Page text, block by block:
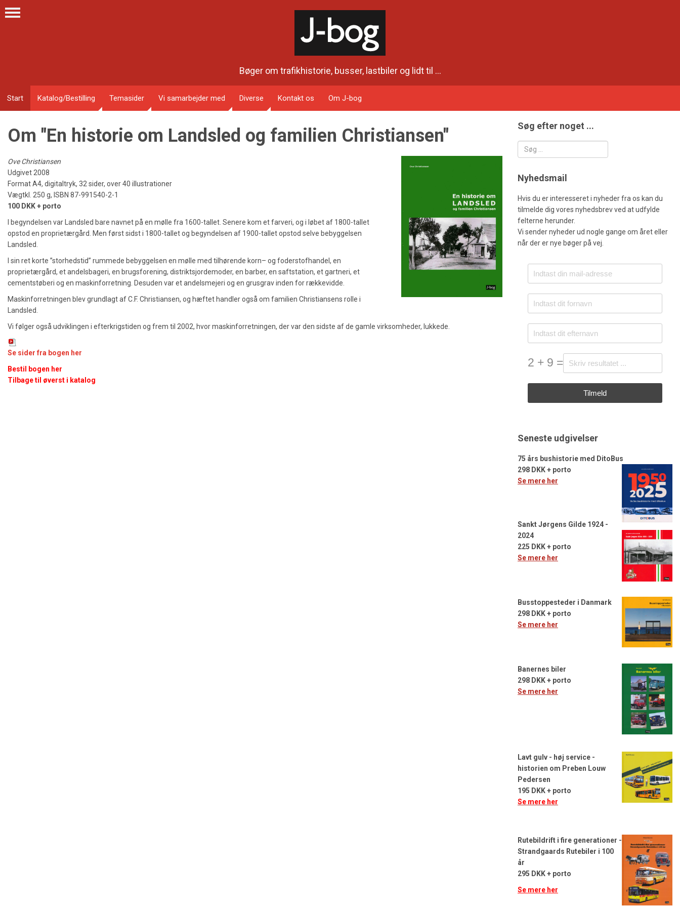
Bøger om trafikhistorie, busser, lastbiler og lidt til ...
Start Katalog/Bestilling Temasider Vi samarbejder med Diverse Kontakt os Om J-bog
Om "En historie om Landsled og familien Christiansen"
Ove Christiansen
Udgivet 2008
Format A4, digitaltryk, 32 sider, over 40 illustrationer
Vægtkl. 250 g, ISBN 87-991540-2-1
100 DKK + porto
I begyndelsen var Landsled bare navnet på en mølle fra 1600-tallet. Senere kom et farveri, og i løbet af 1800-tallet
opstod en proprietærgård. Men først sidst i 1800-tallet og begyndelsen af 1900-tallet opstod selve bebyggelsen
Landsled.
I sin ret korte ”storhedstid” rummede bebyggelsen en mølle med tilhørende korn– og foderstofhandel, en
proprietærgård, et andelsbageri, en brugsforening, distriktsjordemoder, en barber, en saftstation, et gartneri, et
cementstøberi og en maskinforretning. Desuden var et andelsmejeri og en grusgrav inden for rækkevidde.
Maskinforretningen blev grundlagt af C.F. Christiansen, og hæftet handler også om familien Christiansens rolle i
Landsled.
Vi følger også udviklingen i efterkrigstiden og frem til 2002, hvor maskinforretningen, der var den sidste af de gamle virksomheder, lukkede.
Se sider fra bogen her
Bestil bogen her
Tilbage til øverst i katalog
Søg efter noget ...
Søg
Nyhedsmail
Hvis du er interesseret i nyheder fra os kan du
tilmelde dig vores nyhedsbrev ved at udfylde
felterne herunder.
Vi sender nyheder ud nogle gange om året eller
når der er nye bøger på vej.
2 + 9 =
Tilmeld
Seneste udgivelser
75 års bushistorie med DitoBus
298 DKK + porto
Se mere her
Sankt Jørgens Gilde 1924 -
2024
225 DKK + porto
Se mere her
Busstoppesteder i Danmark
298 DKK + porto
Se mere her
Banernes biler
298 DKK + porto
Se mere her
Lavt gulv - høj service -
historien om Preben Louw
Pedersen
195 DKK + porto
Se mere her
Rutebildrift i fire generationer -
Strandgaards Rutebiler i 100
år
295 DKK + porto
Se mere her